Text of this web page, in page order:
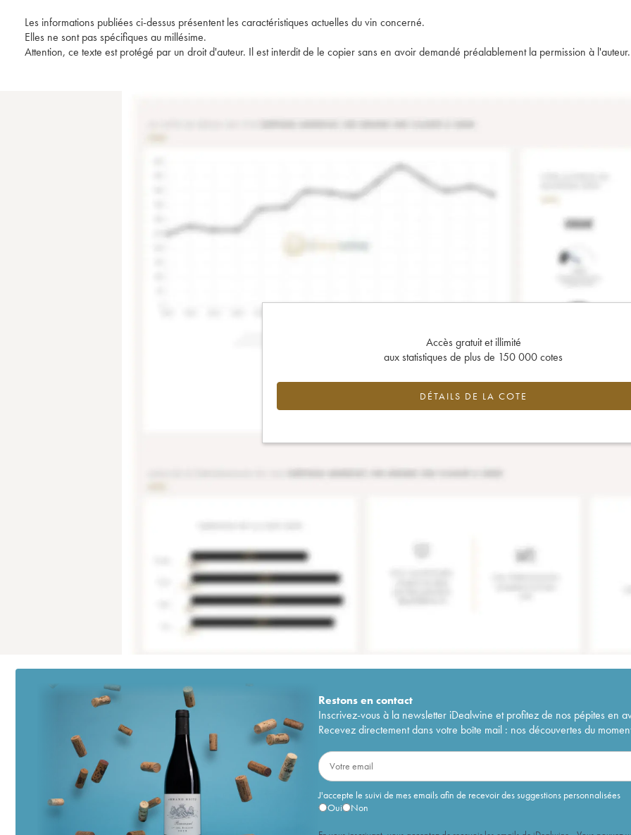
Les informations publiées ci-dessus présentent les caractéristiques actuelles du vin concerné.
Elles ne sont pas spécifiques au millésime.
Attention, ce texte est protégé par un droit d'auteur. Il est interdit de le copier sans en avoir demandé préalablement la permission à l'auteur.
Accès gratuit et illimité
aux statistiques de plus de 150 000 cotes
DÉTAILS DE LA COTE
Restons encontact
Inscrivez-vous à la newsletter iDealwine et profitez de nos pépites en
Recevez directement dans votre boîte mail : nos découvertes du
J'accepte le suivi de mes emails afin de recevoir des suggestions personnalisées
Oui
Non